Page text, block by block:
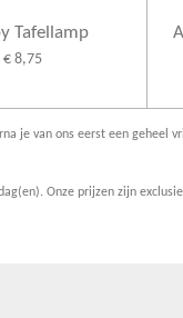
Tafellamp
€ 8,75
je van ons eerst een geheel
Onze prijzen zijn